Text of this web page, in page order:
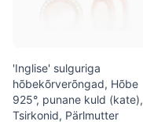
'Inglise' sulguriga
hõbekõrverõngad, Hõbe
925°, punane kuld (kate),
Tsirkonid, Pärlmutter